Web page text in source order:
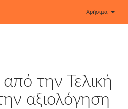
Χρήσιμα
την Τελική
αξιολόγηση